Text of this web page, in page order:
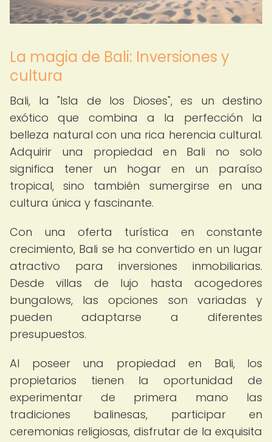
La magia de Bali: Inversiones y
cultura
Bali, la "Isla de los Dioses", es un destino
exótico que combina a la perfección la
belleza natural con una rica herencia cultural.
Adquirir una propiedad en Bali no solo
significa tener un hogar en un paraíso
tropical, sino también sumergirse en una
cultura única y fascinante.
Con una oferta turística en constante
crecimiento, Bali se ha convertido en un lugar
atractivo para inversiones inmobiliarias.
Desde villas de lujo hasta acogedores
bungalows, las opciones son variadas y
pueden adaptarse a diferentes
presupuestos.
Al poseer una propiedad en Bali, los
propietarios tienen la oportunidad de
experimentar de primera mano las
tradiciones balinesas, participar en
ceremonias religiosas, disfrutar de la exquisita